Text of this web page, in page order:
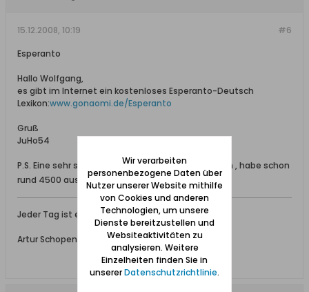
#6
15.12.2008, 10:19
Esperanto
Hallo Wolfgang,
es gibt im Internet ein kostenloses Esperanto-Deutsch
Lexikon:www.gonaomi.de/Esperanto
Gruß
JuHo54
P.S. Eine sehr schöne Karte, ich sammle Postkarten , habe schon
rund 4500 aus vielen Ländern.
Jeder Tag ist ein kleines Leben für sich.
Artur Schopenhauer* 1788 Danzig
Wir verarbeiten
personenbezogene Daten über
Nutzer unserer Website mithilfe
von Cookies und anderen
Technologien, um unsere
Dienste bereitzustellen und
Websiteaktivitäten zu
analysieren. Weitere
Einzelheiten finden Sie in
unsererDatenschutzrichtlinie.